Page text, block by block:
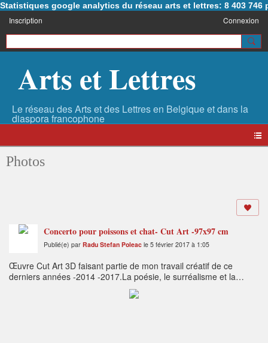
Statistiques google analytics du réseau arts et lettres: 8 403 746
Inscription Connexion
Arts et Lettres
Photos
Concerto pour poissons et chat- Cut Art -97x97 cm
Publié(e) par Radu Stefan Poleac le 5 février 2017 à 1:05
Œuvre Cut Art 3D faisant partie de mon travail créatif de ce
derniers années -2014 -2017.La poésie, le surréalisme et la
fantaisie sont au rendez-vous.Inspiration indirecte de l'art de
paper-cut chinois ou des dessins animés de Michel Ocelot.Enjoy